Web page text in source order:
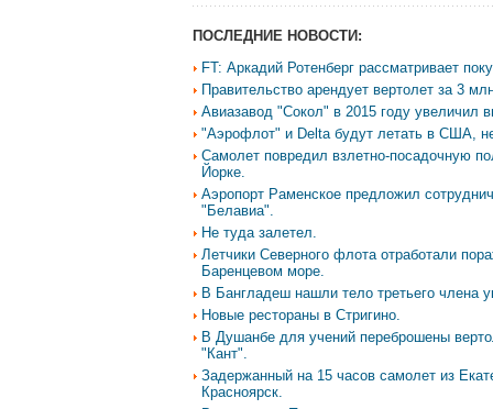
ПОСЛЕДНИЕ НОВОСТИ:
FT: Аркадий Ротенберг рассматривает
Правительство арендует вертолет за 3
Авиазавод "Сокол" в 2015 году увеличил
"Аэрофлот" и Delta будут летать в США,
Самолет повредил взлетно-посадочную
Йорке.
Аэропорт Раменское предложил
"Белавиа".
Не туда залетел.
Летчики Северного флота отработали
Баренцевом море.
В Бангладеш нашли тело третьего члена
Новые рестораны в Стригино.
В Душанбе для учений переброшены
"Кант".
Задержанный на 15 часов самолет из
Красноярск.